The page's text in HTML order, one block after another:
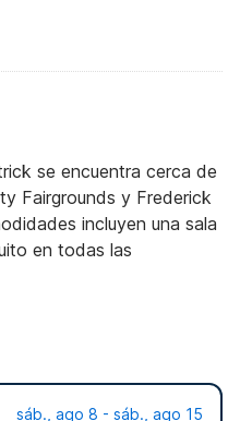
se encuentra cerca de
Fairgrounds y Frederick
incluyen una sala
en todas las
sáb., ago 8 - sáb., ago 15